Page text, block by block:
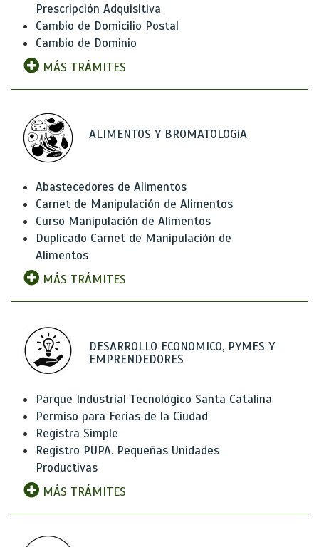
Prescripción Adquisitiva
Cambio de Domicilio Postal
Cambio de Dominio
MÁS TRÁMITES
ALIMENTOS Y BROMATOLOGíA
Abastecedores de Alimentos
Carnet de Manipulación de Alimentos
Curso Manipulación de Alimentos
Duplicado Carnet de Manipulación de
Alimentos
MÁS TRÁMITES
DESARROLLO ECONOMICO, PYMES Y
EMPRENDEDORES
Parque Industrial Tecnológico Santa Catalina
Permiso para Ferias de la Ciudad
Registra Simple
Registro PUPA. Pequeñas Unidades
Productivas
MÁS TRÁMITES